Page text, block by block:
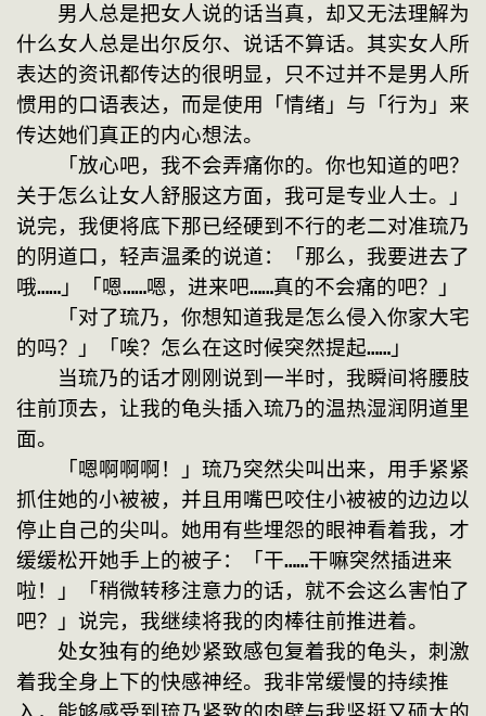
男人总是把女人说的话当真，却又无法理解为
什么女人总是出尔反尔、说话不算话。其实女人所
表达的资讯都传达的很明显，只不过并不是男人所
惯用的口语表达，而是使用「情绪」与「行为」来
传达她们真正的内心想法。
「放心吧，我不会弄痛你的。你也知道的吧？
关于怎么让女人舒服这方面，我可是专业人士。」
说完，我便将底下那已经硬到不行的老二对准琉乃
的阴道口，轻声温柔的说道：「那么，我要进去了
哦……」「嗯……嗯，进来吧……真的不会痛的吧？」
「对了琉乃，你想知道我是怎么侵入你家大宅
的吗？」「唉？怎么在这时候突然提起……」
当琉乃的话才刚刚说到一半时，我瞬间将腰肢
往前顶去，让我的龟头插入琉乃的温热湿润阴道里
面。
「嗯啊啊啊！」琉乃突然尖叫出来，用手紧紧
抓住她的小被被，并且用嘴巴咬住小被被的边边以
停止自己的尖叫。她用有些埋怨的眼神看着我，才
缓缓松开她手上的被子：「干……干嘛突然插进来
啦！」「稍微转移注意力的话，就不会这么害怕了
吧？」说完，我继续将我的肉棒往前推进着。
处女独有的绝妙紧致感包复着我的龟头，刺激
着我全身上下的快感神经。我非常缓慢的持续推